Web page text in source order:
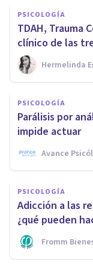
PSICOLOGÍA
TDAH, Trauma
clínico de las
Hermelinda
PSICOLOGÍA
Parálisis por
impide actuar
Avance
PSICOLOGÍA
Adicción a las
¿qué pueden
Fromm